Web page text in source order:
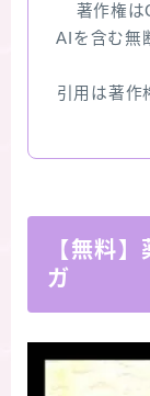
著作権は
AIを含む無
引用は著作
【無料
ガ